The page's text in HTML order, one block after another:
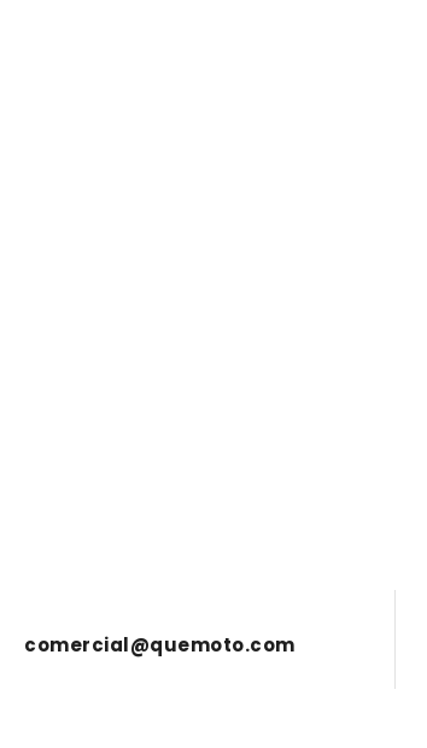
comercial@quemoto.com